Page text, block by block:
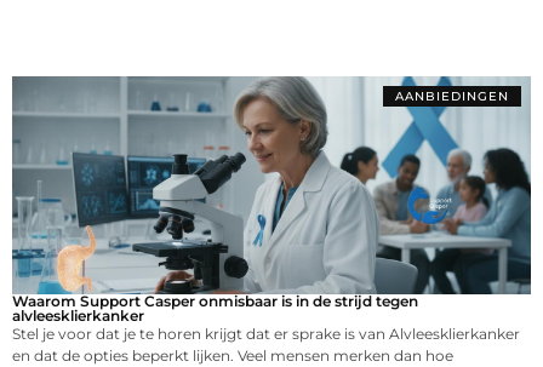
AANBIEDINGEN
Waarom Support Casper onmisbaar is in de strijd tegen
alvleesklierkanker
Stel je voor dat je te horen krijgt dat er sprake is van Alvleesklierkanker
en dat de opties beperkt lijken. Veel mensen merken dan hoe